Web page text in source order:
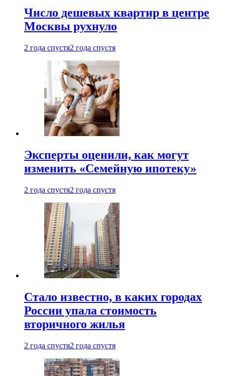
Число дешевых квартир в центре
Москвы рухнуло
2 года спустя2 года спустя
Эксперты оценили, как могут
изменить «Семейную ипотеку»
2 года спустя2 года спустя
Стало известно, в каких городах
России упала стоимость
вторичного жилья
2 года спустя2 года спустя